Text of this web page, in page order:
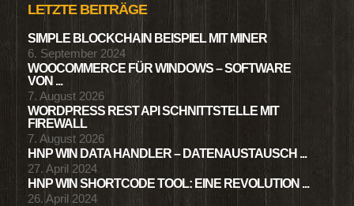
LETZTE BEITRÄGE
SIMPLE BLOCKCHAIN BEISPIEL MIT MINER
6. September 2024
WOOCOMMERCE FÜR WINDOWS – SOFTWARE
VON ...
7. August 2026
WORDPRESS REST API SCHNITTSTELLE MIT
FIREWALL
7. August 2026
HNP WIN DATA HANDLER – DATENAUSTAUSCH ...
27. April 2024
HNP WIN SHORTCODE TOOL: EINE REVOLUTION ...
26. April 2024